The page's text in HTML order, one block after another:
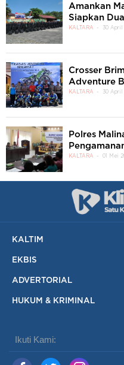
Amankan
Siapkan
KALTARA 30 April
Crosser
Adventure
KALTARA 30 April
Polres
KALTARA 01 Mei
KALTIM
EKBIS
ADVERTORIAL
HUKUM & KRIMINAL
Ikuti Kami: